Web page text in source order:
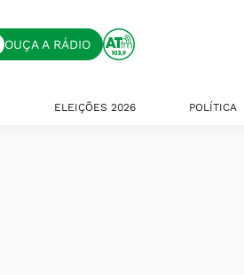
OUÇA A RÁDIO
ELEIÇÕES 2026 POLÍTICA